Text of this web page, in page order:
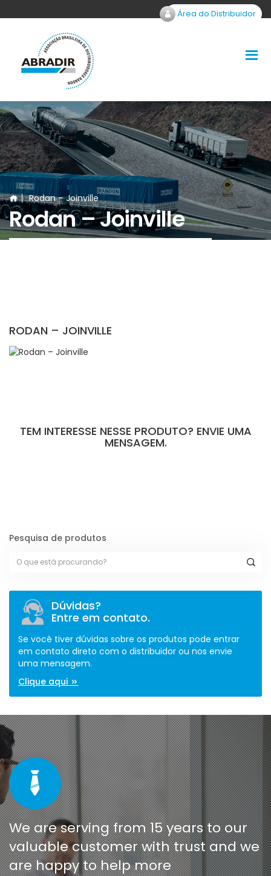
Área do Distribuidor
Rodan – Joinville
Rodan – Joinville
RODAN – JOINVILLE
TEM INTERESSE NESSE PRODUTO? ENVIE UMA
MENSAGEM.
Pesquisa de produtos
Dúvidas?
Entre em contato.
Se você tiver dúvidas sobre os produtos pode entrar
em contato direto com o distribuidor ou nos envie
uma mensagem.
Clique aqui
We are serving from 15 years to our
valuable customer with trust and we
are happy to help more